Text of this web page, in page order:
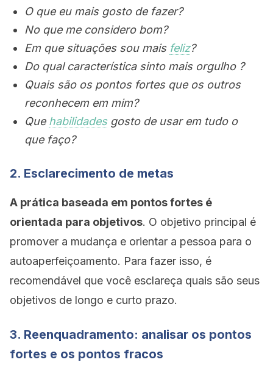
O que eu mais gosto de fazer?
No que me considero bom?
Em que situações sou mais feliz?
Do qual característica sinto mais orgulho ?
Quais são os pontos fortes que os outros
reconhecem em mim?
Que habilidades gosto de usar em tudo o
que faço?
2. Esclarecimento de metas
A prática baseada em pontos fortes é
orientada para objetivos. O objetivo principal é
promover a mudança e orientar a pessoa para o
autoaperfeiçoamento. Para fazer isso, é
recomendável que você esclareça quais são seus
objetivos de longo e curto prazo.
3. Reenquadramento: analisar os pontos
fortes e os pontos fracos